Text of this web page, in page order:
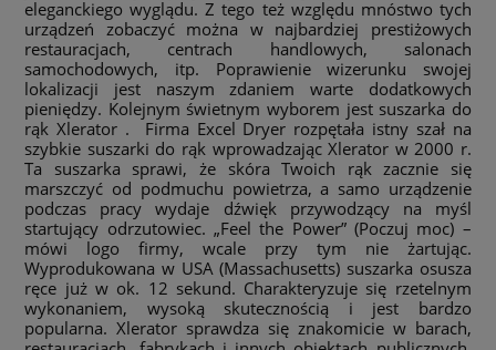
eleganckiego wyglądu. Z tego też względu mnóstwo tych
urządzeń zobaczyć można w najbardziej prestiżowych
restauracjach, centrach handlowych, salonach
samochodowych, itp. Poprawienie wizerunku swojej
lokalizacji jest naszym zdaniem warte dodatkowych
pieniędzy. Kolejnym świetnym wyborem jest suszarka do
rąk Xlerator . Firma Excel Dryer rozpętała istny szał na
szybkie suszarki do rąk wprowadzając Xlerator w 2000 r.
Ta suszarka sprawi, że skóra Twoich rąk zacznie się
marszczyć od podmuchu powietrza, a samo urządzenie
podczas pracy wydaje dźwięk przywodzący na myśl
startujący odrzutowiec. „Feel the Power” (Poczuj moc) –
mówi logo firmy, wcale przy tym nie żartując.
Wyprodukowana w USA (Massachusetts) suszarka osusza
ręce już w ok. 12 sekund. Charakteryzuje się rzetelnym
wykonaniem, wysoką skutecznością i jest bardzo
popularna. Xlerator sprawdza się znakomicie w barach,